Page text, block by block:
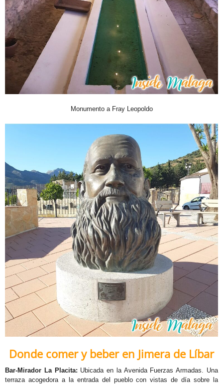
Monumento a Fray Leopoldo
Donde comer y beber en Jimera de Líbar
Bar-Mirador La Placita: Ubicada en la Avenida Fuerzas Armadas. Una
terraza acogedora a la entrada del pueblo con vistas de día sobre la